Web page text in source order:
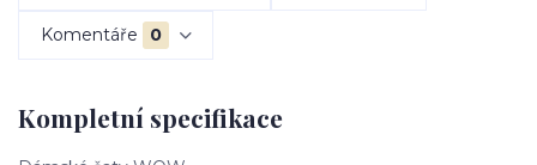
Komentáře 0
Kompletní specifikace